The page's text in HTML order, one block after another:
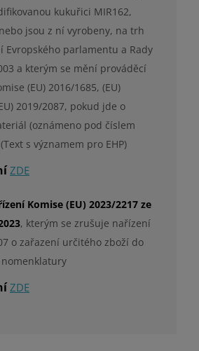
kukuřici MIR162,
jsou z ní vyrobeny, na trh
Evropského parlamentu a Rady
a kterým se mění prováděcí
(EU) 2016/1685, (EU)
2019/2087, pokud jde o
(oznámeno pod číslem
s významem pro EHP)
ZDE
Komise (EU) 2023/2217 ze
, kterým se zrušuje nařízení
o zařazení určitého zboží do
ZDE